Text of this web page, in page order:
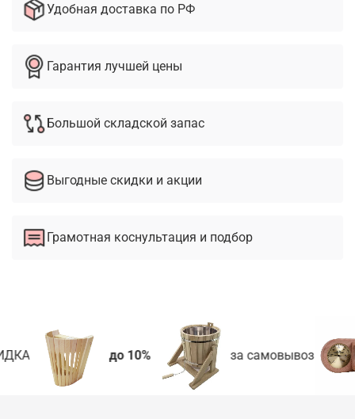
Удобная доставка по РФ
Гарантия лучшей цены
Большой складской запас
Выгодные скидки и акции
Грамотная коснультация и подбор
до 10% за самовывоз